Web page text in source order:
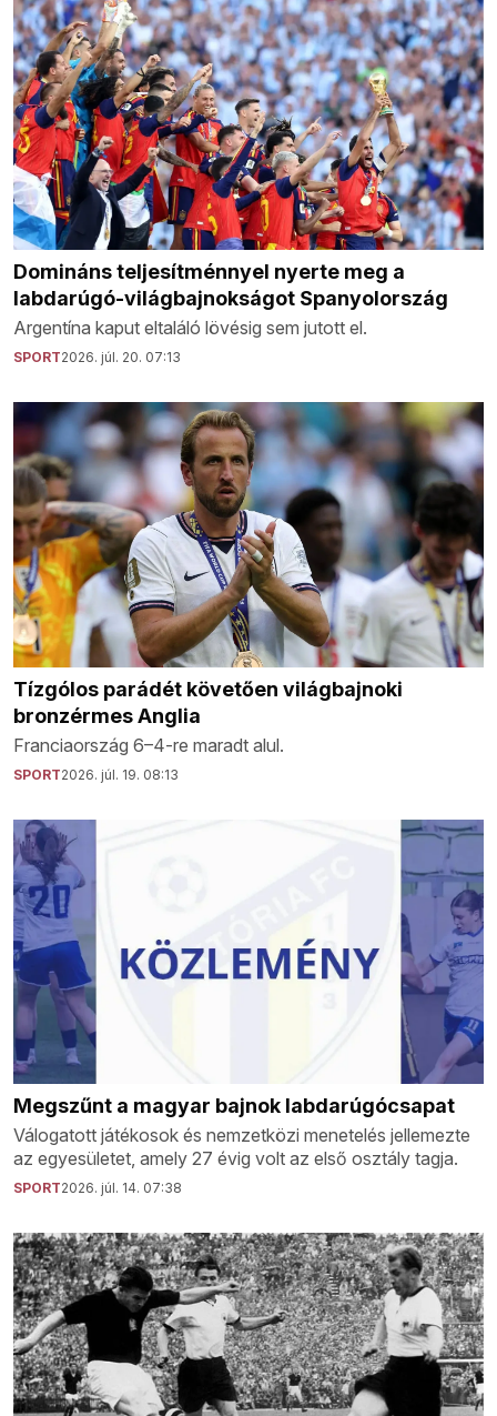
Domináns teljesítménnyel nyerte meg a
labdarúgó-világbajnokságot Spanyolország
Argentína kaput eltaláló lövésig sem jutott el.
SPORT2026. júl. 20. 07:13
Tízgólos parádét követően világbajnoki
bronzérmes Anglia
Franciaország 6–4-re maradt alul.
SPORT2026. júl. 19. 08:13
Megszűnt a magyar bajnok labdarúgócsapat
Válogatott játékosok és nemzetközi menetelés jellemezte
az egyesületet, amely 27 évig volt az első osztály tagja.
SPORT2026. júl. 14. 07:38